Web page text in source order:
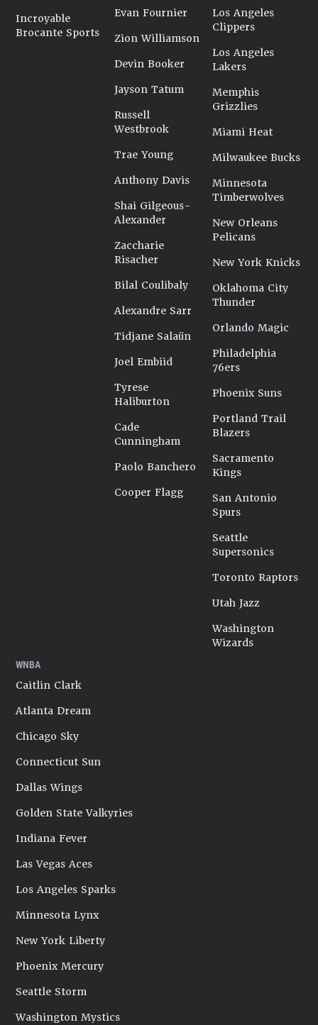
Incroyable
Brocante Sports
Evan Fournier
Zion Williamson
Devin Booker
Jayson Tatum
Russell
Westbrook
Trae Young
Anthony Davis
Shai Gilgeous-
Alexander
Zaccharie
Risacher
Bilal Coulibaly
Alexandre Sarr
Tidjane Salaün
Joel Embiid
Tyrese
Haliburton
Cade
Cunningham
Paolo Banchero
Cooper Flagg
Los Angeles
Clippers
Los Angeles
Lakers
Memphis
Grizzlies
Miami Heat
Milwaukee Bucks
Minnesota
Timberwolves
New Orleans
Pelicans
New York Knicks
Oklahoma City
Thunder
Orlando Magic
Philadelphia
76ers
Phoenix Suns
Portland Trail
Blazers
Sacramento
Kings
San Antonio
Spurs
Seattle
Supersonics
Toronto Raptors
Utah Jazz
Washington
Wizards
WNBA
Caitlin Clark
Atlanta Dream
Chicago Sky
Connecticut Sun
Dallas Wings
Golden State Valkyries
Indiana Fever
Las Vegas Aces
Los Angeles Sparks
Minnesota Lynx
New York Liberty
Phoenix Mercury
Seattle Storm
Washington Mystics